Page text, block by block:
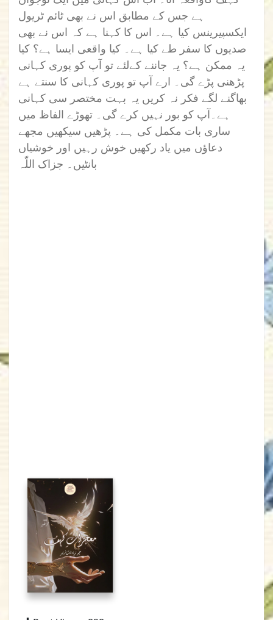
ہے جس کے مطابق اس نے بھی ٹائم ٹریول
ایکسپیرینس کیا ہے۔ اس کا کہنا ہے کہ اس نے بھی
صدیوں کا سفر طے کیا ہے۔ کیا واقعی ایسا ہے؟ کیا
یہ ممکن ہے؟ یہ جاننے کےلئے تو آپ کو پوری کہانی
پڑھنی پڑے گی۔ ارے آپ تو پوری کہانی کا سنتے ہے
بھاگنے لگے فکر نہ کریں یہ بہت مختصر سی کہانی
ہے۔آپ کو بور نہیں کرے گی۔ تھوڑے الفاظ میں
ساری بات مکمل کی ہے۔ پڑھیں سیکھیں مجھے
دعاؤں میں یاد رکھیں خوش رہیں اور خوشیاں
بانٹیں۔ جزاک اللّہ